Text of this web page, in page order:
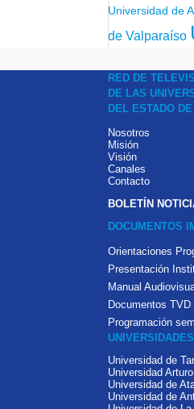
Universidad de
de Valparaíso
RED DE
DE LAS
DEL ESTADO
Nosotros
Misión
Visión
Canales
Contacto
BOLETÍN
DOCUMENTOS
Orientaciones
Presentación
Manual
Documentos TVD
Programación
UNIVERSIDADES
Universidad de
Universidad
Universidad de
Universidad de